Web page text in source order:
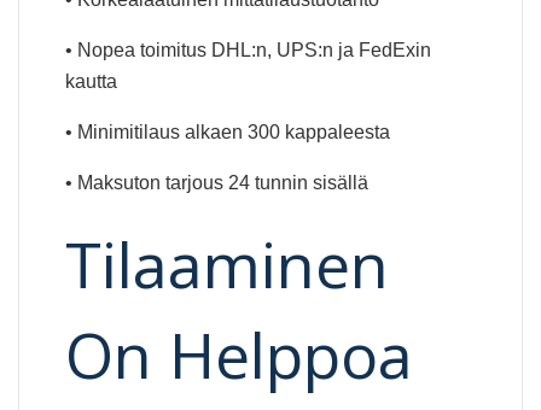
• Nopea toimitus DHL:n, UPS:n ja FedExin
kautta
• Minimitilaus alkaen 300 kappaleesta
• Maksuton tarjous 24 tunnin sisällä
Tilaaminen
On Helppoa